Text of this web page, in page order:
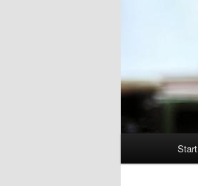
Start